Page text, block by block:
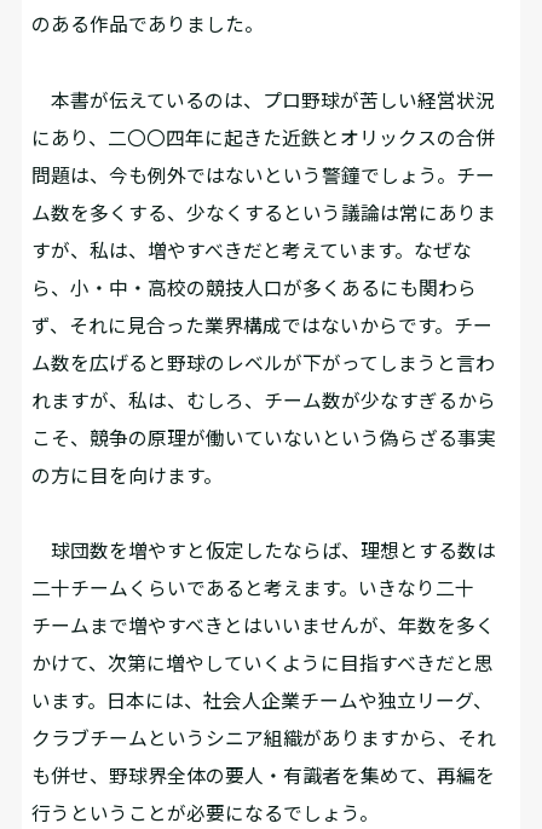
のある作品でありました。
本書が伝えているのは、プロ野球が苦しい経営状況
にあり、二〇〇四年に起きた近鉄とオリックスの合併
問題は、今も例外ではないという警鐘でしょう。チー
ム数を多くする、少なくするという議論は常にありま
すが、私は、増やすべきだと考えています。なぜな
ら、小・中・高校の競技人口が多くあるにも関わら
ず、それに見合った業界構成ではないからです。チー
ム数を広げると野球のレベルが下がってしまうと言わ
れますが、私は、むしろ、チーム数が少なすぎるから
こそ、競争の原理が働いていないという偽らざる事実
の方に目を向けます。
球団数を増やすと仮定したならば、理想とする数は
二十チームくらいであると考えます。いきなり二十
チームまで増やすべきとはいいませんが、年数を多く
かけて、次第に増やしていくように目指すべきだと思
います。日本には、社会人企業チームや独立リーグ、
クラブチームというシニア組織がありますから、それ
も併せ、野球界全体の要人・有識者を集めて、再編を
行うということが必要になるでしょう。